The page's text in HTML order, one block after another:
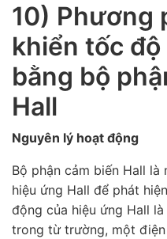
10) Phương
khiển tốc độ
bằng bộ
Hall
Nguyên lý hoạt động
Bộ phận cảm biến Hall
hiệu ứng Hall để phát
động của hiệu ứng Hall
trong từ trường, một